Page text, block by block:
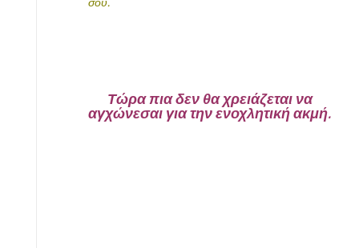
Τώρα πια δεν θα χρειάζεται να
αγχώνεσαι για την ενοχλητική ακμή.